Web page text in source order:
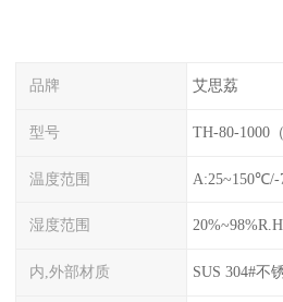
品牌 艾思荔
型号 TH-80-1000
温度范围
湿度范围
内,外部材质 SUS 304#不